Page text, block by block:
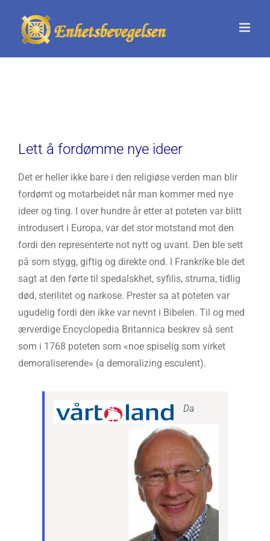
content
Lett å fordømme nye ideer
Det er heller ikke bare i den religiøse verden man blir
fordømt og motarbeidet når man kommer med nye
ideer og ting. I over hundre år etter at poteten var blitt
introdusert i Europa, var det stor motstand mot den
fordi den representerte not nytt og uvant. Den ble sett
på som stygg, giftig og direkte ond. I Frankrike ble det
sagt at den førte til spedalskhet, syfilis, struma, tidlig
død, sterilitet og narkose. Prester sa at poteten var
ugudelig fordi den ikke var nevnt i Bibelen. Til og med
ærverdige Encyclopedia Britannica beskrev så sent
som i 1768 poteten som «noe spiselig som virket
demoraliserende» (a demoralizing esculent).
Da